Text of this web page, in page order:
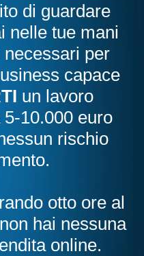
di guardare
nelle tue mani
per
capace
un lavoro
5-10.000 euro
rischio
otto ore al
hai nessuna
online.